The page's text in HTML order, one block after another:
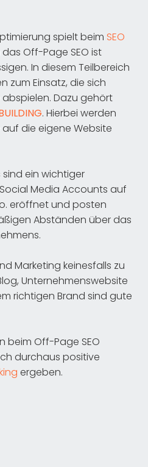
spielt beim SEO
Off-Page SEO ist
In diesem Teilbereich
zum Einsatz, die sich
Dazu gehört
. Hierbei werden
auf die eigene Website
ein wichtiger
Media Accounts auf
eröffnet und posten
Abständen über das
Marketing keinesfalls zu
Unternehmenswebsite
richtigen Brand sind gute
beim Off-Page SEO
durchaus positive
ergeben.